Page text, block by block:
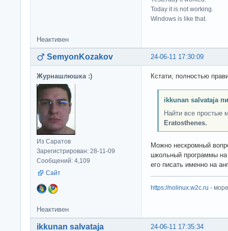
Today it is not working.
Windows is like that.
Неактивен
24-06-11 17:30:09
SemyonKozakov
Журнашлюшка :)
Из Саратов
Зарегистрирован: 28-11-09
Сообщений: 4,109
Сайт
Кстати, полностью
ikkunan salvataja
Найти все простые
Eratosthenes.
Можно нескромный
школьный программы
его писать именно на
https://nolinux.w2c.ru -
Неактивен
24-06-11 17:35:34
ikkunan salvataja